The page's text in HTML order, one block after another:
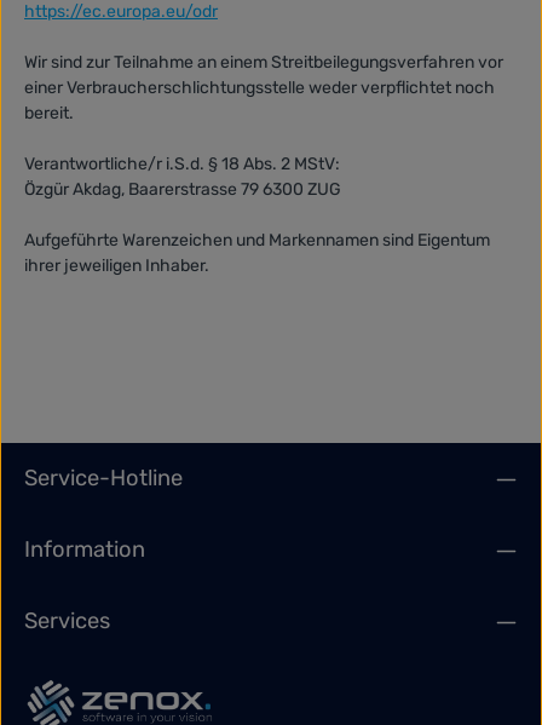
https://ec.europa.eu/odr
Wir sind zur Teilnahme an einem Streitbeilegungsverfahren vor
einer Verbraucherschlichtungsstelle weder verpflichtet noch
bereit.
Verantwortliche/r i.S.d. § 18 Abs. 2 MStV:
Özgür Akdag, Baarerstrasse 79 6300 ZUG
Aufgeführte Warenzeichen und Markennamen sind Eigentum
ihrer jeweiligen Inhaber.
Service-Hotline
Information
Services